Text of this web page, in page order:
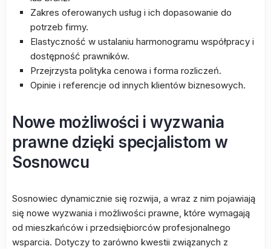
Zakres oferowanych usług i ich dopasowanie do
potrzeb firmy.
Elastyczność w ustalaniu harmonogramu współpracy i
dostępność prawników.
Przejrzysta polityka cenowa i forma rozliczeń.
Opinie i referencje od innych klientów biznesowych.
Nowe możliwości i wyzwania
prawne dzięki specjalistom w
Sosnowcu
Sosnowiec dynamicznie się rozwija, a wraz z nim pojawiają
się nowe wyzwania i możliwości prawne, które wymagają
od mieszkańców i przedsiębiorców profesjonalnego
wsparcia. Dotyczy to zarówno kwestii związanych z